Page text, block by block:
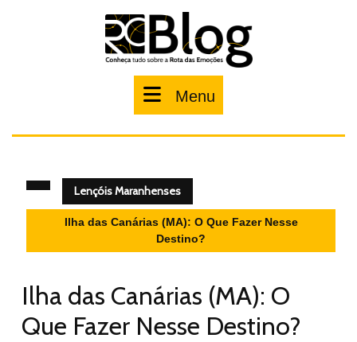
Menu
Lençóis Maranhenses
Ilha das Canárias (MA): O Que Fazer Nesse
Destino?
Ilha das Canárias (MA): O
Que Fazer Nesse Destino?